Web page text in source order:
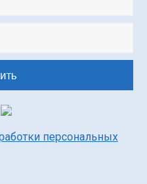
персональных